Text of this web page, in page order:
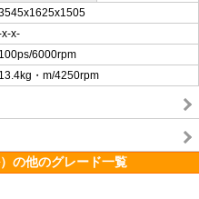
x-x-
100ps/6000rpm
13.4kg・m/4250rpm
の他のグレード一覧